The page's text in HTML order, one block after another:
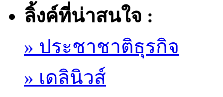
ลิ้งค์ที่น่าสนใจ :
» ประชาชาติธุรกิจ
» เดลินิวส์